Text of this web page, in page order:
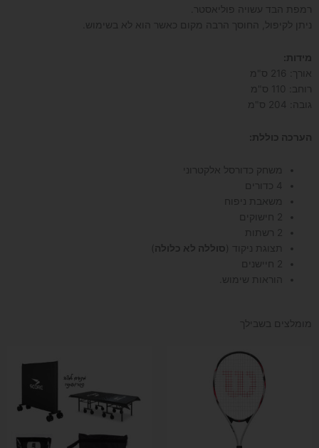
רמפת הבד עשויה פוליאסטר.
ניתן לקיפול, החוסך הרבה מקום כאשר הוא לא בשימוש.
מידות:
אורך: 216 ס"מ
רוחב: 110 ס"מ
גובה: 204 ס"מ
הערכה כוללת:
משחק כדורסל אלקטרוני
4 כדורים
משאבת ניפוח
2 חישוקים
2 רשתות
תצוגת ניקוד (סוללה לא כלולה)
2 חיישנים
הוראות שימוש.
מומלצים בשבילך